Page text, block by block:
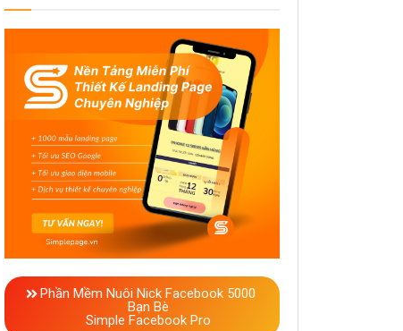
Phần Mềm Nuôi Nick Facebook 5000
Bạn Bè
Simple Facebook Pro